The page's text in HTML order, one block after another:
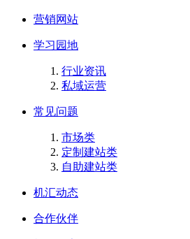
营销网站
学习园地
行业资讯
私域运营
常见问题
市场类
定制建站类
自助建站类
机汇动态
合作伙伴